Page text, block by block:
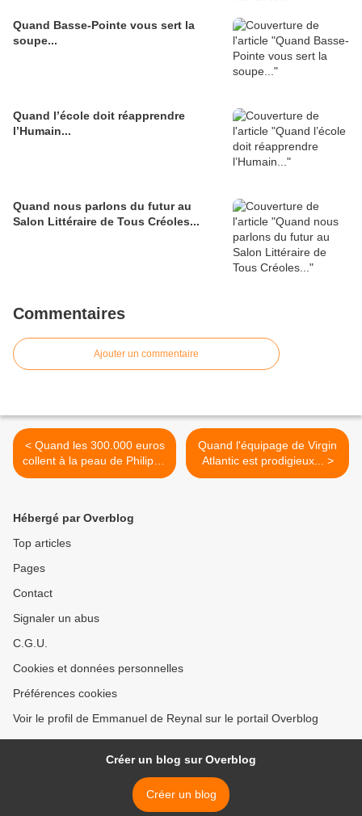
Quand Basse-Pointe vous sert la
soupe...
Quand l’école doit réapprendre
l’Humain...
Quand nous parlons du futur au
Salon Littéraire de Tous Créoles...
Commentaires
Ajouter un commentaire
< Quand les 300.000 euros
collent à la peau de Philippe
Risoli...
Quand l'équipage de Virgin
Atlantic est prodigieux... >
Hébergé par Overblog
Top articles
Pages
Contact
Signaler un abus
C.G.U.
Cookies et données personnelles
Préférences cookies
Voir le profil de Emmanuel de Reynal sur le portail Overblog
Créer un blog sur Overblog
Créer un blog